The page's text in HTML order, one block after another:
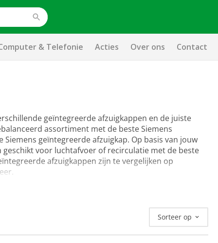
& Telefonie Acties Over ons Contact
geïntegreerde afzuigkappen en de juiste
assortiment met de beste Siemens
geïntegreerde afzuigkap. Op basis van jouw
voor luchtafvoer of recirculatie met de beste
afzuigkappen zijn te vergelijken op
Sorteer op